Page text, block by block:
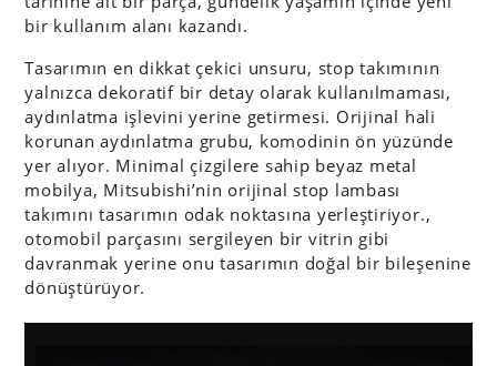
bir kullanım alanı kazandı.
Tasarımın en dikkat çekici unsuru, stop takımının
yalnızca dekoratif bir detay olarak kullanılmaması,
aydınlatma işlevini yerine getirmesi. Orijinal hali
korunan aydınlatma grubu, komodinin ön yüzünde
yer alıyor. Minimal çizgilere sahip beyaz metal
mobilya, Mitsubishi’nin orijinal stop lambası
takımını tasarımın odak noktasına yerleştiriyor.,
otomobil parçasını sergileyen bir vitrin gibi
davranmak yerine onu tasarımın doğal bir bileşenine
dönüştürüyor.